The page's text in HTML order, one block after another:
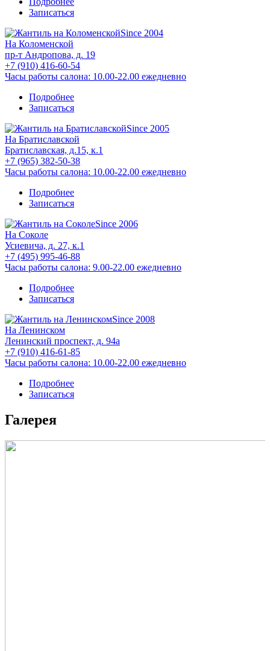
Записаться
Since 2004
На Коломенской
пр-т Андропова, д. 19
+7 (910) 416-60-54
Часы работы салона: 10.00-22.00 ежедневно
Подробнее
Записаться
Since 2005
На Братиславской
Братиславская, д.15, к.1
+7 (965) 382-50-38
Часы работы салона: 10.00-22.00 ежедневно
Подробнее
Записаться
Since 2006
На Соколе
Усиевича, д. 27, к.1
+7 (495) 995-46-88
Часы работы салона: 9.00-22.00 ежедневно
Подробнее
Записаться
Since 2008
На Ленинском
Ленинский проспект, д. 94а
+7 (910) 416-61-85
Часы работы салона: 10.00-22.00 ежедневно
Подробнее
Записаться
Галерея